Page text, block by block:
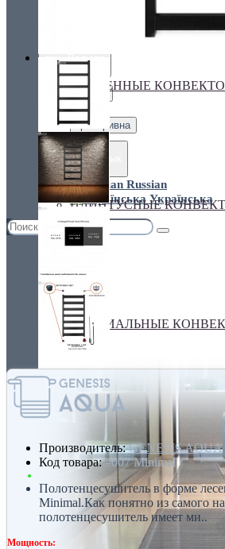
грн. Валюта
грн. Гривна
Язык
Russian
Українська
НАСТЕННЫЕ
ПЛИНТУСНЫЕ
СПЕЦИАЛЬНЫЕ
Производитель:GENESIS AQUA
Код товара:#007 Minimal
Полотенцесушитель в форме
Minimal.Как понятно из самого
полотенцесушитель имеет ми..
Мощность: